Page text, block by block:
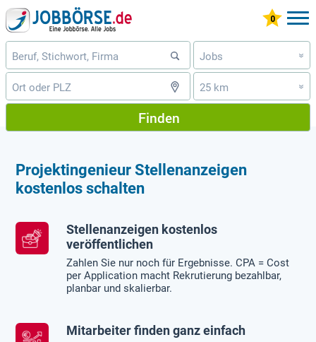
Jobs »
25 km »
Finden
Projektingenieur Stellenanzeigen
kostenlos schalten
Stellenanzeigen kostenlos
veröffentlichen
Zahlen Sie nur noch für Ergebnisse. CPA = Cost
per Application macht Rekrutierung bezahlbar,
planbar und skalierbar.
Mitarbeiter finden ganz einfach